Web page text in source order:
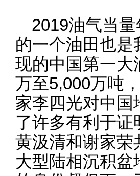
2019油气当
的一个油田也是
现的中国第一大
万至5,000万吨
家李四光对中国
了许多有利于
黄汲清和谢家荣
大型陆相沉积